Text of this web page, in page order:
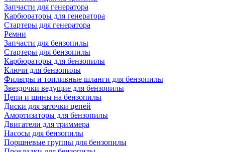
Запчасти для генератора
Карбюраторы для генератора
Стартеры для генератора
Ремни
Запчасти для бензопилы
Стартеры для бензопилы
Карбюраторы для бензопилы
Ключи для бензопилы
Фильтры и топливные шланги для бензопилы
Звездочки ведущие для бензопилы
Цепи и шины на бензопилы
Диски для заточки цепей
Амортизаторы для бензопилы
Двигатели для триммера
Насосы для бензопилы
Поршневые группы для бензопилы